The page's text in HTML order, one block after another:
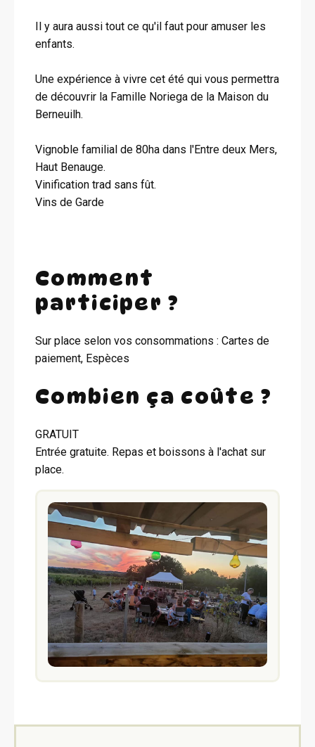
Il y aura aussi tout ce qu'il faut pour amuser les
enfants.
Une expérience à vivre cet été qui vous permettra
de découvrir la Famille Noriega de la Maison du
Berneuilh.
Vignoble familial de 80ha dans l'Entre deux Mers,
Haut Benauge.
Vinification trad sans fût.
Vins de Garde
Comment
participer ?
Sur place selon vos consommations : Cartes de
paiement, Espèces
Combien ça coûte ?
GRATUIT
Entrée gratuite. Repas et boissons à l'achat sur
place.